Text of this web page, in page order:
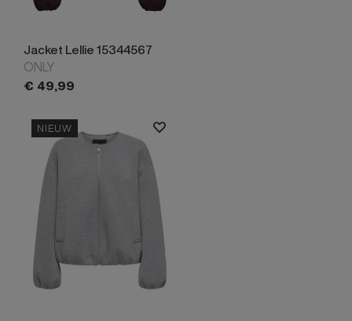
Jacket Lellie 15344567
ONLY
€ 49,99
NIEUW